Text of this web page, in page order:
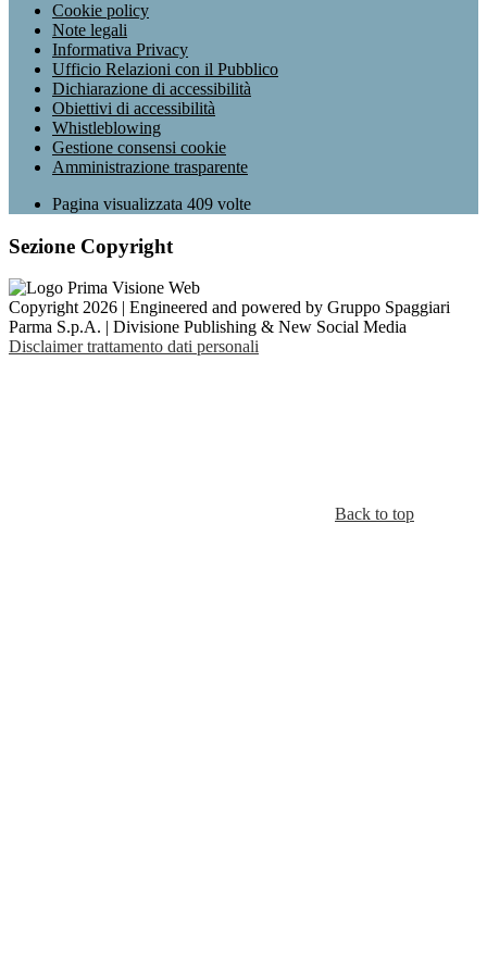
Cookie policy
Note legali
Informativa Privacy
Ufficio Relazioni con il Pubblico
Dichiarazione di accessibilità
Obiettivi di accessibilità
Whistleblowing
Gestione consensi cookie
Amministrazione trasparente
Pagina visualizzata 409 volte
Sezione Copyright
Copyright 2026 | Engineered and powered by Gruppo Spaggiari
Parma S.p.A. | Divisione Publishing & New Social Media
Disclaimer trattamento dati personali
Back to top